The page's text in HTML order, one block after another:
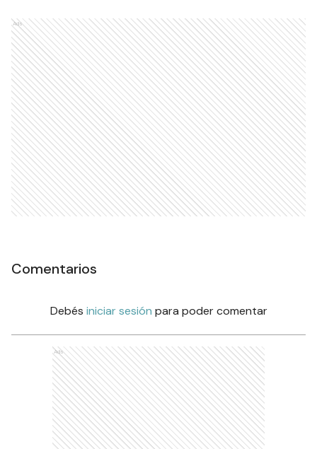
Ads
Comentarios
Debés iniciar sesión para poder comentar
Ads